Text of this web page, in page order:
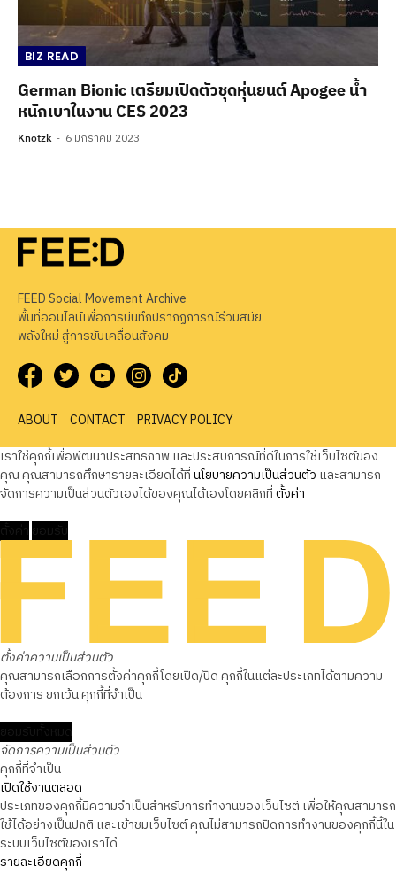
BIZ READ
German Bionic เตรียมเปิดตัวชุดหุ่นยนต์ Apogee น้ำ
หนักเบาในงาน CES 2023
Knotzk 6 มกราคม 2023
FEED Social Movement Archive
พื้นที่ออนไลน์เพื่อการบันทึกปรากฏการณ์ร่วมสมัย
พลังใหม่ สู่การขับเคลื่อนสังคม
ABOUT CONTACT
PRIVACY POLICY
เราใช้คุกกี้เพื่อพัฒนาประสิทธิภาพ และประสบการณ์ที่ดีในการใช้เว็บไซต์ของ
คุณ คุณสามารถศึกษารายละเอียดได้ที่นโยบายความเป็นส่วนตัว และสามารถ
จัดการความเป็นส่วนตัวเองได้ของคุณได้เองโดยคลิกที่ตั้งค่า
ตั้งค่าความเป็นส่วนตัว
คุณสามารถเลือกการตั้งค่าคุกกี้โดยเปิด/ปิด คุกกี้ในแต่ละประเภทได้ตามความ
ต้องการ ยกเว้น คุกกี้ที่จำเป็น
จัดการความเป็นส่วนตัว
คุกกี้ที่จำเป็น
เปิดใช้งานตลอด
ประเภทของคุกกี้มีความจำเป็นสำหรับการทำงานของเว็บไซต์ เพื่อให้คุณสามารถ
ใช้ได้อย่างเป็นปกติ และเข้าชมเว็บไซต์ คุณไม่สามารถปิดการทำงานของคุกกี้นี้ใน
ระบบเว็บไซต์ของเราได้
รายละเอียดคุกกี้